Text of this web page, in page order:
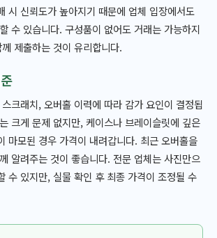
시 신뢰도가 높아지기 때문에 업체 입장에서도
수 있습니다. 구성품이 없어도 거래는 가능하지
제출하는 것이 유리합니다.
크래치, 오버홀 이력에 따라 감가 요인이 결정됩
크게 문제 없지만, 케이스나 브레이슬릿에 깊은
마모된 경우 가격이 내려갑니다. 최근 오버홀을
알려주는 것이 좋습니다. 전문 업체는 사진만으
수 있지만, 실물 확인 후 최종 가격이 조정될 수